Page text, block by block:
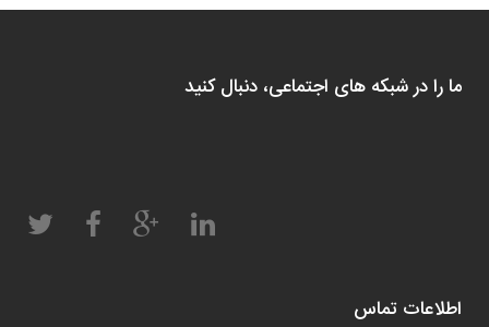
ما را در شبکه های اجتماعی، دنبال کنید
اطلاعات تماس